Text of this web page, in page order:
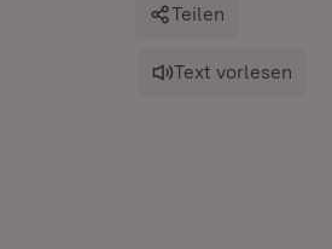
Teilen
Text vorlesen